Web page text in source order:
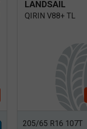
LANDSAIL
QIRIN V88+ TL
205/65 R16 107T